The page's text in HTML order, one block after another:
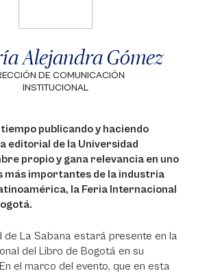
Alejandra Gómez
DE COMUNICACIÓN
INSTITUCIONAL
publicando y haciendo
editorial de la Universidad
propio y gana relevancia en uno
más importantes de la industria
la Feria Internacional
de La Sabana estará presente en la
del Libro de Bogotá en su
el marco del evento, que en esta